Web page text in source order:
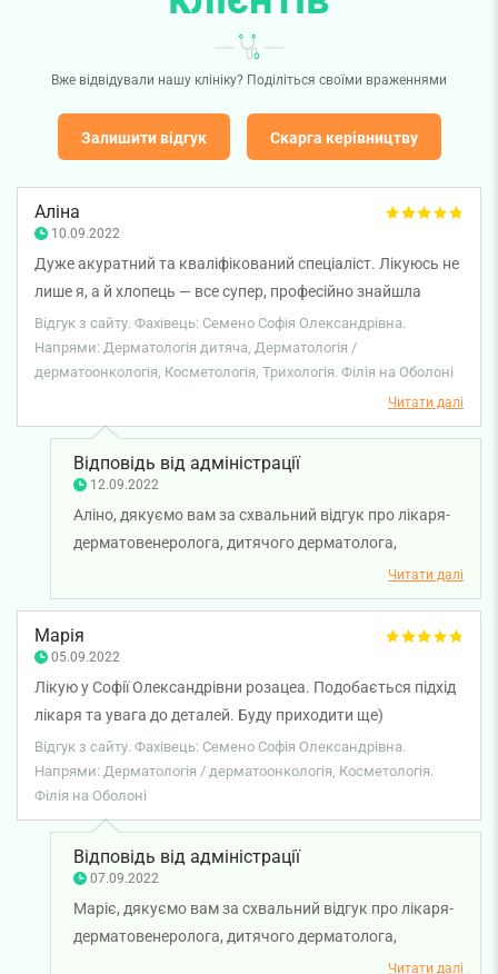
Вже відвідували нашу клініку? Поділіться своїми враженнями
Залишити відгук Скарга керівництву
Аліна
10.09.2022
Дуже акуратний та кваліфікований спеціаліст. Лікуюсь не
лише я, а й хлопець — все супер, професійно знайшла
проблему, докладно розповіла, як лікувати.
Відгук з сайту. Фахівець: Семено Софія Олександрівна.
Напрями: Дерматологія дитяча, Дерматологія /
дерматоонкологія, Косметологія, Трихологія. Філія на Оболоні
Читати далі
Відповідь від адміністрації
12.09.2022
Аліно, дякуємо вам за схвальний відгук про лікаря-
дерматовенеролога, дитячого дерматолога,
Олександрівну. Бажаємо вам міцного здоров'я!
Читати далі
Марія
05.09.2022
Лікую у Софії Олександрівни розацеа. Подобається підхід
лікаря та увага до деталей. Буду приходити ще)
Відгук з сайту. Фахівець: Семено Софія Олександрівна.
Напрями: Дерматологія / дерматоонкологія, Косметологія.
Філія на Оболоні
Відповідь від адміністрації
07.09.2022
Маріє, дякуємо вам за схвальний відгук про лікаря-
дерматовенеролога, дитячого дерматолога,
Читати далі